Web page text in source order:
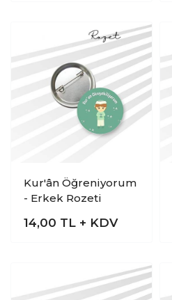
Kur'ân Öğreniyorum
- Erkek Rozeti
14,00 TL + KDV